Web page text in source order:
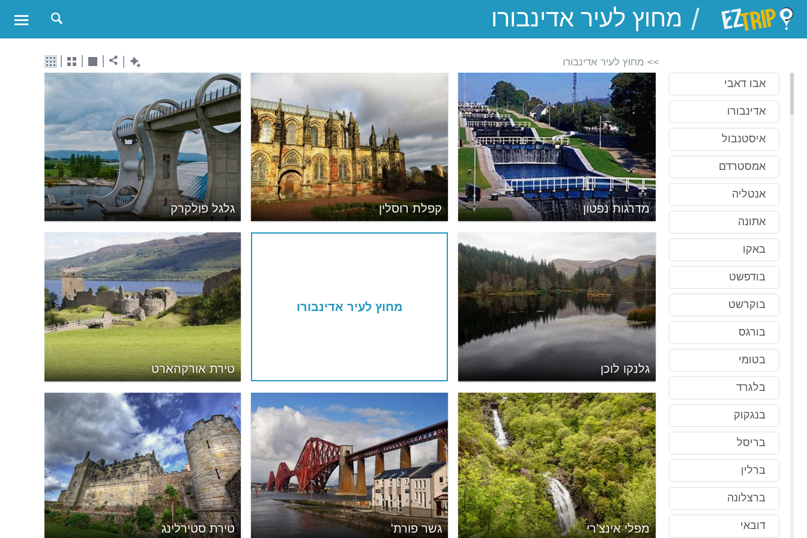
EZTrip
/
אבו דאבי
אדינבורו
איסטנבול
אמסטרדם
אנטליה
אתונה
באקו
בודפשט
בוקרשט
בורגס
בטומי
בלגרד
בנגקוק
בריסל
ברלין
ברצלונה
דובאי
>> מחוץ לעיר אדינבורו
גלגל פולקרק קפלת רוסלין מדרגות נפטון
טירת אורקהארט
מחוץ לעיר אדינבורו
גלנקו לוכן
טירת סטירלינג גשר פורת' מפלי אינצ'רי